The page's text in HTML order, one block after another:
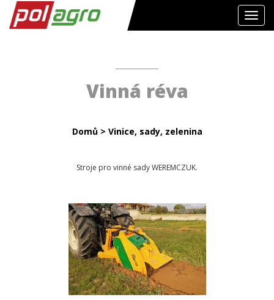
Vinná réva
Domů> Vinice, sady, zelenina
Stroje pro vinné sady WEREMCZUK.